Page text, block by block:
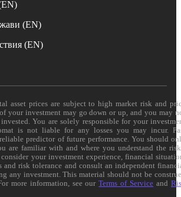
(EN)
(EN)
asset prices are subject to high market risk and
your investment may go down or up, and you may
You are solely responsible for your
is not liable for any losses you may incur.
predictor of future performance. You should
are familiar with and where you understand the
your investment experience, financial
and risk tolerance and consult an independent
any investment. This material should not be
more information, see ourTerms of Service and